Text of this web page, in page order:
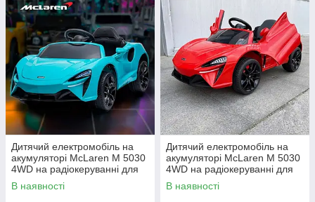
Дитячий електромобіль на
акумуляторі McLaren M 5030
4WD на радіокеруванні для
дітей 3-8 років блакитний
В наявності
Дитячий електромобіль на
акумуляторі McLaren M 5030
4WD на радіокеруванні для
дітей 3-8 років червоний
В наявності